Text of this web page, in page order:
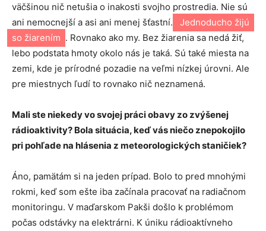
väčšinou nič netušia o inakosti svojho prostredia. Nie sú
ani nemocnejší a asi ani menej šťastní.
Jednoducho žijú
so žiarením . Rovnako ako my. Bez žiarenia sa nedá žiť,
lebo podstata hmoty okolo nás je taká. Sú také miesta na
zemi, kde je prírodné pozadie na veľmi nízkej úrovni. Ale
pre miestnych ľudí to rovnako nič neznamená.
Mali ste niekedy vo svojej práci obavy zo zvýšenej
rádioaktivity? Bola situácia, keď vás niečo znepokojilo
pri pohľade na hlásenia z meteorologických staničiek?
Áno, pamätám si na jeden prípad. Bolo to pred mnohými
rokmi, keď som ešte iba začínala pracovať na radiačnom
monitoringu. V maďarskom Pakši došlo k problémom
počas odstávky na elektrárni. K úniku rádioaktívneho